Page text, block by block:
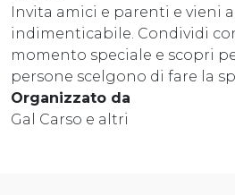
Invita amici e parenti e vieni
indimenticabile. Condividi
momento speciale e scopri
persone scelgono di fare la
Organizzato da
Gal Carso e altri